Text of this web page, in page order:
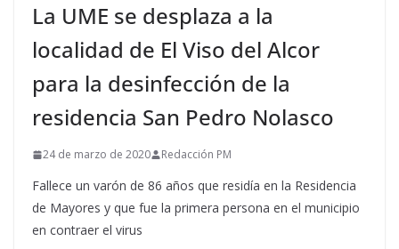
La UME se desplaza a la
localidad de El Viso del Alcor
para la desinfección de la
residencia San Pedro Nolasco
24 de marzo de 2020 Redacción PM
Fallece un varón de 86 años que residía en la Residencia
de Mayores y que fue la primera persona en el municipio
en contraer el virus